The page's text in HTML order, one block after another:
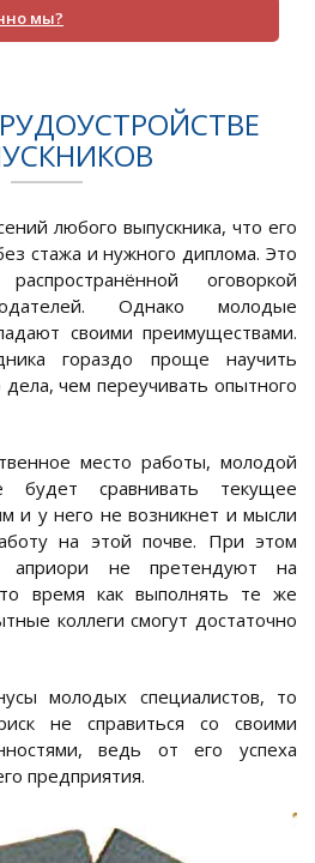
мы?
любого выпускника, что его
стажа и нужного диплома. Это
оговоркой
Однако молодые
своими преимуществами.
гораздо проще научить
дела, чем переучивать опытного
место работы, молодой
будет сравнивать текущее
и у него не возникнет и мысли
на этой почве. При этом
априори не претендуют на
время как выполнять те же
коллеги смогут достаточно
молодых специалистов, то
не справиться со своими
ведь от его успеха
предприятия.